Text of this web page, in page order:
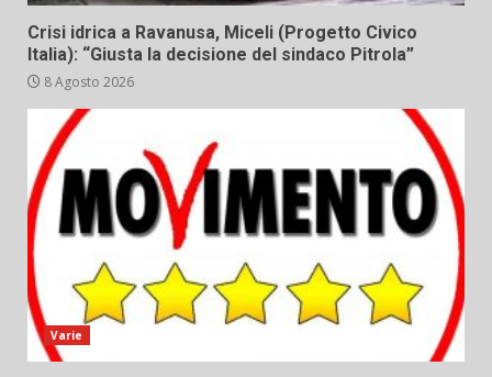
Crisi idrica a Ravanusa, Miceli (Progetto Civico
Italia): “Giusta la decisione del sindaco Pitrola”
8 Agosto 2026
Varie